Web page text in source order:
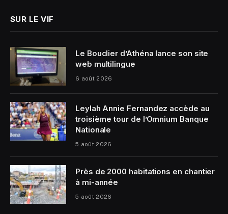
SUR LE VIF
Le Bouclier d’Athéna lance son site
web multilingue
6 août 2026
Leylah Annie Fernandez accède au
troisième tour de l’Omnium Banque
Nationale
5 août 2026
Près de 2000 habitations en chantier
à mi-année
5 août 2026